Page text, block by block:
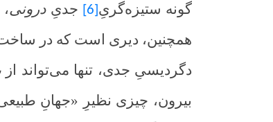
گونه ستیزه‌گریِ[6] جدیِدرونی
همچنین، دیری است که در
دگردیسیِ جدی، تنها می‌تواند از
بیرون، چیزی نظیرِ «جهانِ